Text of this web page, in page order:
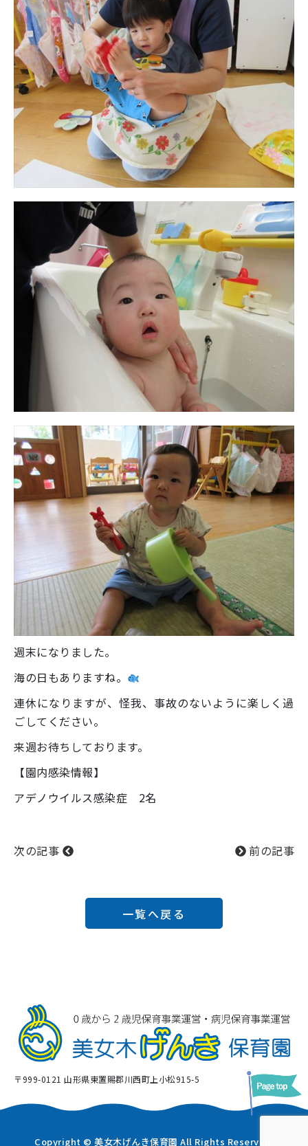
週末になりました。
海の日もありますね。
連休になりますが、怪我、事故のないように楽しく過
ごしてください。
来週お待ちしております。
【園内感染情報】
アデノウイルス感染症 2名
次の記事 前の記事
一覧へ戻る
〒999-0121 山形県東置賜郡川西町上小松915-5
Copyright © 美女木げんき保育園 All Rights Reserved.